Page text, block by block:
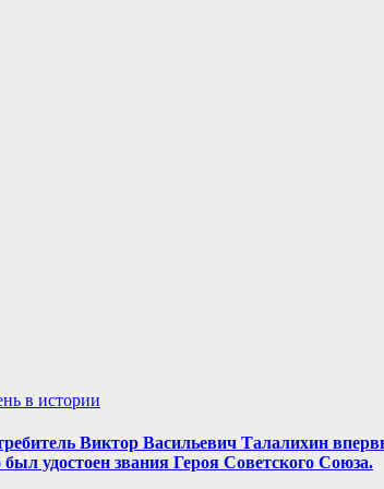
в истории
Виктор Васильевич Талалихин
удостоен звания Героя Советского Союза.